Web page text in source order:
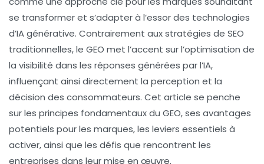
se transformer et s’adapter à l’essor des technologies
d’IA générative. Contrairement aux stratégies de SEO
traditionnelles, le GEO met l’accent sur l’optimisation de
la visibilité dans les réponses générées par l’IA,
influençant ainsi directement la perception et la
décision des consommateurs. Cet article se penche
sur les principes fondamentaux du GEO, ses avantages
potentiels pour les marques, les leviers essentiels à
activer, ainsi que les défis que rencontrent les
entreprises dans leur mise en œuvre.